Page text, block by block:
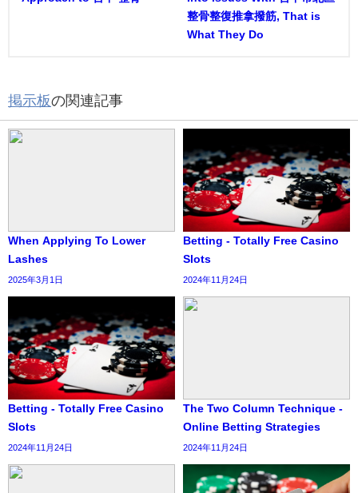
整骨整復推拿撥筋, That is
What They Do
掲示板の関連記事
When Applying To Lower
Lashes
2025年3月1日
Betting - Totally Free Casino
Slots
2024年11月24日
Betting - Totally Free Casino
Slots
2024年11月24日
The Two Column Technique -
Online Betting Strategies
2024年11月24日